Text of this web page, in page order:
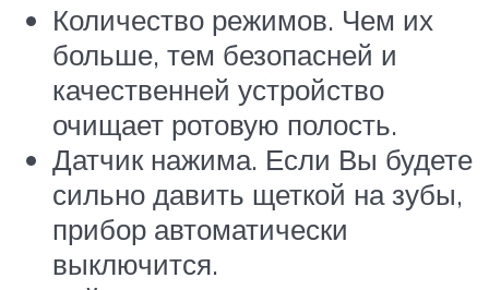
Количество режимов. Чем их
больше, тем безопасней и
качественней устройство
очищает ротовую полость.
Датчик нажима. Если Вы будете
сильно давить щеткой на зубы,
прибор автоматически
выключится.